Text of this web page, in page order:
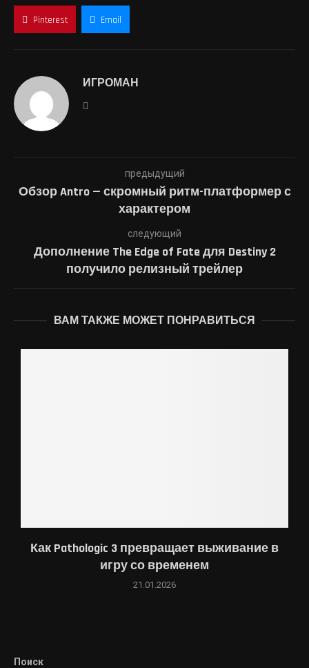
Pinterest Email
ИГРОМАН
предыдущий
Обзор Antro — скромный ритм-платформер с
характером
следующий
Дополнение The Edge of Fate для Destiny 2
получило релизный трейлер
ВАМ ТАКЖЕ МОЖЕТ ПОНРАВИТЬСЯ
Как Pathologic 3 превращает выживание в
игру со временем
21.01.2026
Поиск